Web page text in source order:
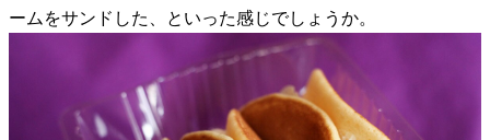
ームをサンドした、といった感じでしょうか。